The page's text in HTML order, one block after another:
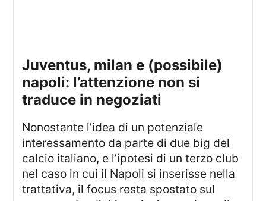
juventus, milan e (possibile)
napoli: l’attenzione non si
traduce in negoziati
Nonostante l’idea di un potenziale
interessamento da parte di due big del
calcio italiano, e l’ipotesi di un terzo club
nel caso in cui il Napoli si inserisse nella
trattativa, il focus resta spostato sul